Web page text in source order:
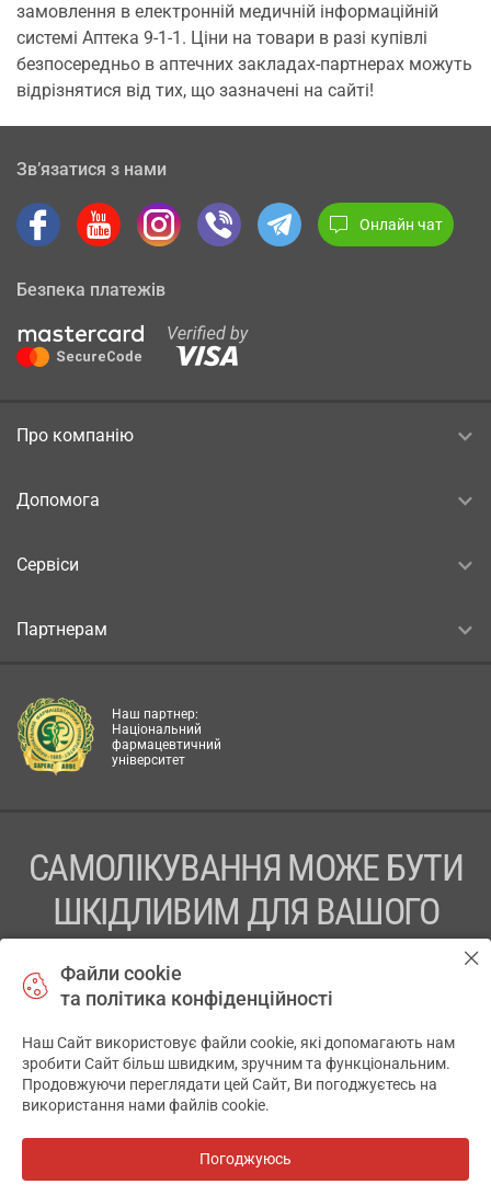
замовлення в електронній медичній інформаційній
системі Аптека 9-1-1. Ціни на товари в разі купівлі
безпосередньо в аптечних закладах-партнерах можуть
відрізнятися від тих, що зазначені на сайті!
Зв’язатися з нами
Онлайн чат
Безпека платежів
Про компанію
Допомога
Сервіси
Партнерам
Наш партнер:
Національний
фармацевтичний
університет
САМОЛІКУВАННЯ МОЖЕ БУТИ
ШКІДЛИВИМ ДЛЯ ВАШОГО
ПЕРЕД ЗАСТОСУВАННЯМ ПРЕПАРАТУ ПРОКОНСУЛЬТУЙТЕСЬ
ТОВ «АПТЕКА 911.ЮА» Код ЄДРПОУ 43631965.
Відмова від відповідальності
© 2014-2026. Медична інформаційна система АПТЕКА911.ЮА
Файли cookie
та політика конфіденційності
Наш Сайт використовує файли cookie, які допомагають нам
зробити Сайт більш швидким, зручним та функціональним.
Продовжуючи переглядати цей Сайт, Ви погоджуєтесь на
використання нами файлів cookie.
Погоджуюсь
✕